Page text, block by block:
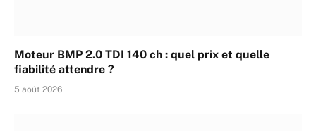
Moteur BMP 2.0 TDI 140 ch : quel prix et quelle
fiabilité attendre ?
5 août 2026